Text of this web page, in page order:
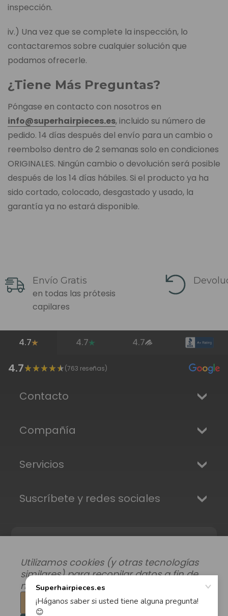
inspección.
iv.) Una vez que se complete la inspección, lo
contactaremos sobre cualquier solución que
podamos ofrecerle.
¿Tiene Más Preguntas?
Póngase en contacto con nosotros en
info@superhairpieces.es, incluido su número de
pedido. 14 días después del envío para un cambio o
reembolso dentro de 2 semanas solo en condiciones
ORIGINALES. Ningún cambio o devolución será posible
después de los 14 días hábiles. Si el producto ya ha
sido cortado, colocado, desgastado y usado, la
garantía ya no estará disponible.
Envío Gratis
en todas las prótesis
capilares
4.7 4.7 4.7
4.7 (763 reseñas)
Contacto
Compañía
Servicios
Suscríbete y redes sociales
Utilizamos cookies (y otras tecnologías
similares) para recopilar datos a fin de
mejorar su experiencia de compra.
Configuración